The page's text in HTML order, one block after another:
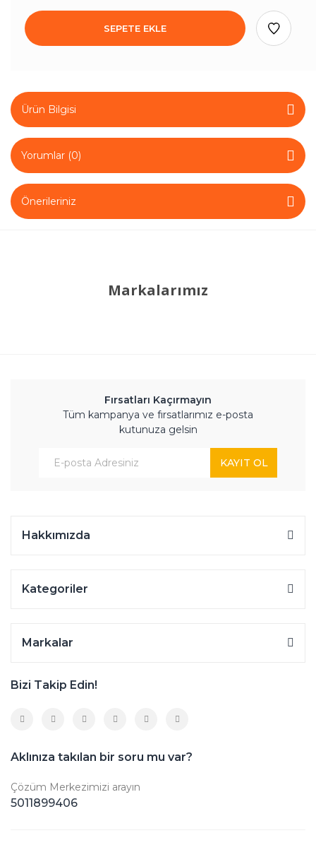
SEPETE EKLE
Ürün Bilgisi
Yorumlar (0)
Önerileriniz
Markalarımız
Fırsatları Kaçırmayın
Tüm kampanya ve fırsatlarımız e-posta
kutunuza gelsin
KAYIT OL
Hakkımızda
Kategoriler
Markalar
Bizi Takip Edin!
Aklınıza takılan bir soru mu var?
Çözüm Merkezimizi arayın
5011899406